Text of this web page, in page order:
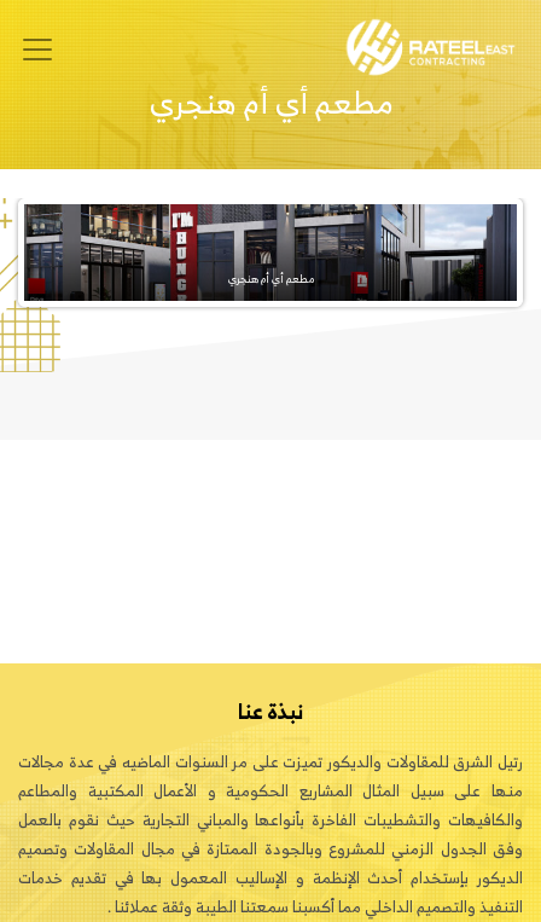
مطعم أي أم هنجري
مطعم أي أم هنجري
نبذة عنا
رتيل الشرق للمقاولات والديكور تميزت على مر السنوات الماضيه في عدة مجالات
منها على سبيل المثال المشاريع الحكومية و الأعمال المكتبية والمطاعم
والكافيهات والتشطيبات الفاخرة بأنواعها والمباني التجارية حيث نقوم بالعمل
وفق الجدول الزمني للمشروع وبالجودة الممتازة في مجال المقاولات وتصميم
الديكور بإستخدام أحدث الإنظمة و الإساليب المعمول بها في تقديم خدمات
التنفيذ والتصميم الداخلي مما أكسبنا سمعتنا الطيبة وثقة عملائنا .